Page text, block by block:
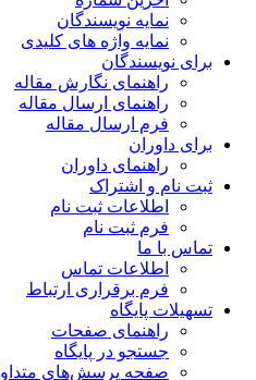
نمایه نویسندگان
نمایه واژه های کلیدی
برای نویسندگان
راهنمای نگارش مقاله
راهنمای ارسال مقاله
فرم ارسال مقاله
برای داوران
راهنمای داوران
ثبت نام و اشتراک
اطلاعات ثبت نام
فرم ثبت نام
تماس با ما
اطلاعات تماس
فرم برقراری ارتباط
تسهیلات پایگاه
راهنمای صفحات
جستجو در پایگاه
صفحه پرسش‌های متداول